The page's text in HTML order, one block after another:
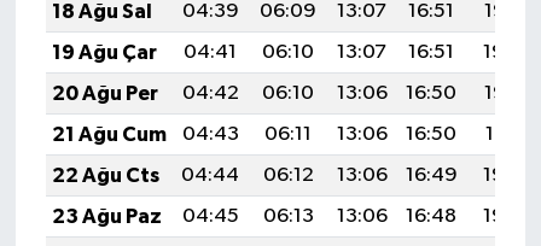
18 Ağu Sal
04:39 06:09 13:07 16:51
19:55
19 Ağu Çar
04:41 06:10 13:07 16:51
19:54
20 Ağu Per
04:42 06:10 13:06 16:50
19:52
21 Ağu Cum
04:43 06:11 13:06 16:50
19:51
22 Ağu Cts
04:44 06:12 13:06 16:49
19:50
23 Ağu Paz
04:45 06:13 13:06 16:48
19:48